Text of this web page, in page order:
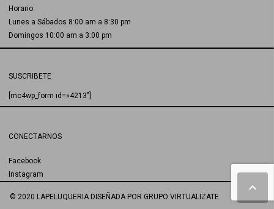
Horario:
Lunes a Sábados 8:00 am a 8:30 pm
Domingos 10:00 am a 3:00 pm
SUSCRIBETE
[mc4wp_form id=»4213″]
CONECTARNOS
Facebook
Instagram
© 2020 LAPELUQUERIA DISEÑADA POR GRUPO VIRTUALIZATE